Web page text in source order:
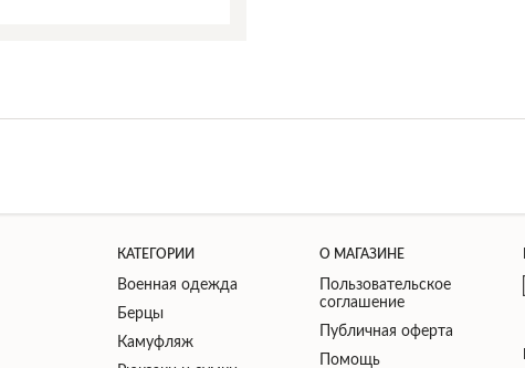
КАТЕГОРИИ
Военная одежда
Берцы
Камуфляж
О МАГАЗИНЕ
Пользовательское
соглашение
Публичная оферта
Помощь